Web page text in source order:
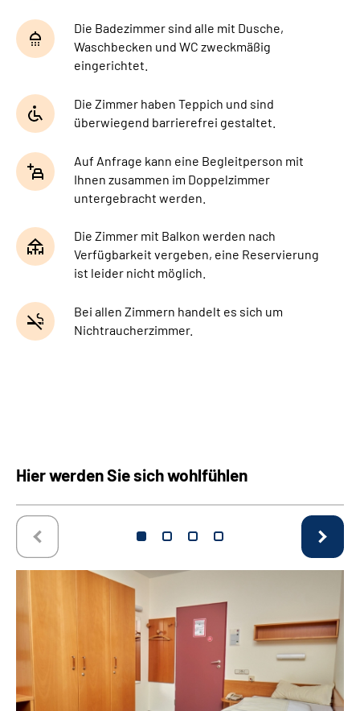
Die Badezimmer sind alle mit Dusche,
Waschbecken und WC zweckmäßig
eingerichtet.
Die Zimmer haben Teppich und sind
überwiegend barrierefrei gestaltet.
Auf Anfrage kann eine Begleitperson mit
Ihnen zusammen im Doppelzimmer
untergebracht werden.
Die Zimmer mit Balkon werden nach
Verfügbarkeit vergeben, eine Reservierung
ist leider nicht möglich.
Bei allen Zimmern handelt es sich um
Nichtraucherzimmer.
Hier werden Sie sich wohlfühlen